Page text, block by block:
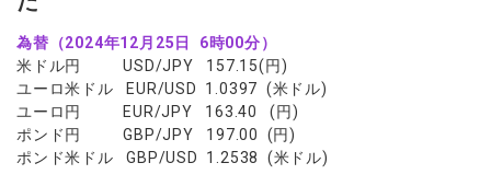
現物株式
ETF
株式CFD
株価指数CFD
エネルギーCFD
ゼロカットとロスカット
スワップとロールオーバー
入出金方法
レバレッジ
NEW
約定率
法人のお客様
ゼロ口座
NEW
デモ口座
ウォレット口座
NEW
必要書類
開設方法
MT5
cTrader
AXIORYアプリ
MT4/MT5 ヒストリカルデータ
EA(エキスパートアドバイザー)
カスタムインジケーター
日本時間表示インジケータ
パートナー
パートナーシップ・プログラム
イントロデュース・パートナープログラム（IP）
特別・VIPプログラム
NEW
ニュース
ニュースリリース
お知らせ
会社概要
企業情報
為替（2024年12月25日 6時00分）
米ドル円 USD/JPY 157.15(円)
ユーロ米ドル EUR/USD 1.0397 (米ドル)
ユーロ円 EUR/JPY 163.40 (円)
ポンド円 GBP/JPY 197.00 (円)
ポンド米ドル GBP/USD 1.2538 (米ドル)